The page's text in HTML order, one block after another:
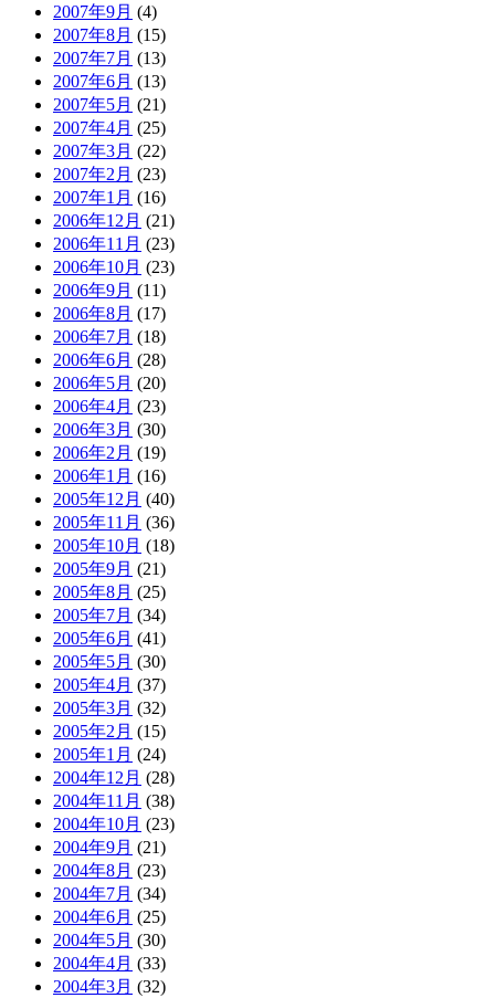
2007年9月 (4)
2007年8月 (15)
2007年7月 (13)
2007年6月 (13)
2007年5月 (21)
2007年4月 (25)
2007年3月 (22)
2007年2月 (23)
2007年1月 (16)
2006年12月 (21)
2006年11月 (23)
2006年10月 (23)
2006年9月 (11)
2006年8月 (17)
2006年7月 (18)
2006年6月 (28)
2006年5月 (20)
2006年4月 (23)
2006年3月 (30)
2006年2月 (19)
2006年1月 (16)
2005年12月 (40)
2005年11月 (36)
2005年10月 (18)
2005年9月 (21)
2005年8月 (25)
2005年7月 (34)
2005年6月 (41)
2005年5月 (30)
2005年4月 (37)
2005年3月 (32)
2005年2月 (15)
2005年1月 (24)
2004年12月 (28)
2004年11月 (38)
2004年10月 (23)
2004年9月 (21)
2004年8月 (23)
2004年7月 (34)
2004年6月 (25)
2004年5月 (30)
2004年4月 (33)
2004年3月 (32)